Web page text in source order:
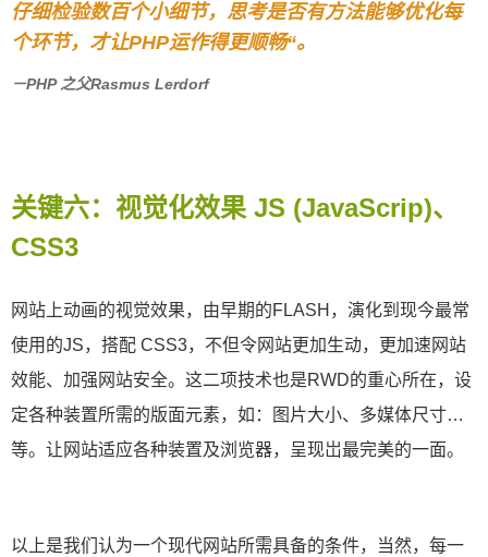
仔细检验数百个小细节，思考是否有方法能够优化每
个环节，才让PHP运作得更顺畅“。
－PHP 之父Rasmus Lerdorf
关键六：视觉化效果 JS (JavaScrip)、
CSS3
网站上动画的视觉效果，由早期的FLASH ，演化到现今最常
使用的JS，搭配 CSS3，不但令网站更加生动，更加速网站
效能、加强网站安全。这二项技术也是RWD的重心所在，设
定各种装置所需的版面元素，如：图片大小、多媒体尺寸…
等。让网站适应各种装置及浏览器，呈现岀最完美的一面。
以上是我们认为一个现代网站所需具备的条件，当然，每一